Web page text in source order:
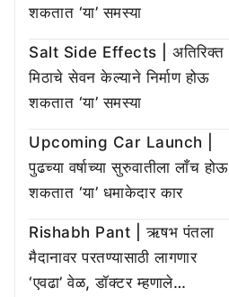
शकतात ‘या’ समस्या
Salt Side Effects | अतिरिक्त
मिठाचे सेवन केल्याने निर्माण होऊ
शकतात ‘या’ समस्या
Upcoming Car Launch |
पुढच्या वर्षाच्या सुरुवातीला लाँच होऊ
शकतात ‘या’ धमाकेदार कार
Rishabh Pant | ऋषभ पंतला
मैदानावर परतण्यासाठी लागणार
‘एवढा’ वेळ, डॉक्टर म्हणाले…